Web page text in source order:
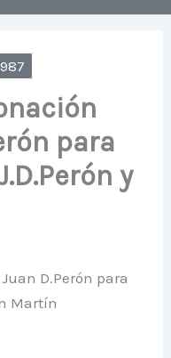
para
y
D.Perón para
Martín